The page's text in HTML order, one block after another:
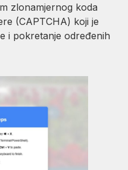
zlonamjernog koda
(CAPTCHA) koji je
i pokretanje određenih